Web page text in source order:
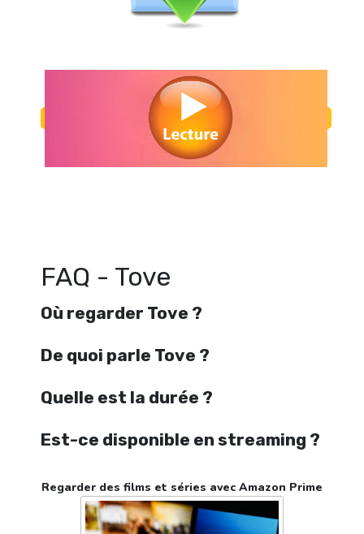
FAQ - Tove
Où regarder Tove ?
De quoi parle Tove ?
Quelle est la durée ?
Est-ce disponible en streaming ?
Regarder des films et séries avec Amazon Prime